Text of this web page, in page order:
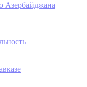
Азербайджана